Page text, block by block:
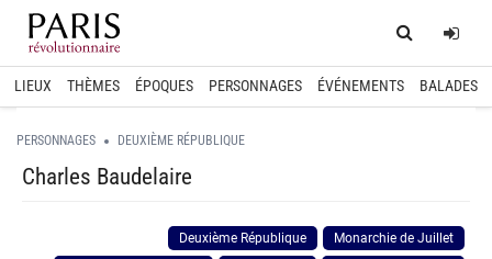
Home
LIEUX THÈMES ÉPOQUES PERSONNAGES ÉVÉNEMENTS BALADES
PERSONNAGES DEUXIÈME RÉPUBLIQUE
Charles Baudelaire
Deuxième République
Monarchie de Juillet